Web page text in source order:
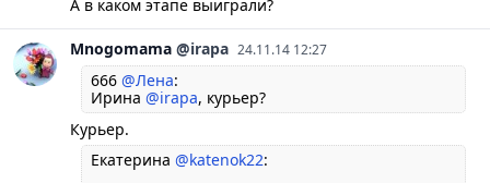
А в каком этапе выиграли?
Mnogomama @irapa 24.11.14 12:27
666 @Лена:
Ирина @irapa, курьер?
Курьер.
Екатерина @katenok22: